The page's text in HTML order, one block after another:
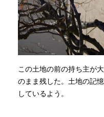
この土地の前の持ち主が
のまま残した。土地の記
しているよう。